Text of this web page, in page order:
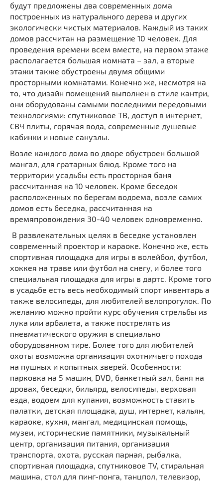
будут предложены два современных дома
построенных из натурального дерева и других
экологически чистых материалов. Каждый из таких
домов рассчитан на размещение 10 человек. Для
проведения времени всем вместе, на первом этаже
располагается большая комната – зал, а вторые
этажи также обустроены двумя общими
просторными комнатами. Конечно же, несмотря на
то, что дизайн помещений выполнен в стиле кантри,
они оборудованы самыми последними передовыми
технологиями: спутниковое ТВ, доступ в интернет,
СВЧ плиты, горячая вода, современные душевые
кабинки и новые санузлы.
Возле каждого дома во дворе обустроен большой
мангал, для гратарных блюд. Кроме того на
территории усадьбы есть просторная баня
рассчитанная на 10 человек. Кроме беседок
расположенных по берегам водоема, возле самих
домов есть беседка, рассчитанная на
времяпровождения 30-40 человек одновременно.
В развлекательных целях в беседке установлен
современный проектор и караоке. Конечно же, есть
спортивная площадка для игры в волейбол, футбол,
хоккея на траве или футбол на снегу, и более того
специальная площадка для игры в дартс. Кроме того
в усадьбе есть весь необходимый спорт инвентарь а
также велосипеды, для любителей велопрогулок. По
желанию можно пройти курс обучения стрельбы из
лука или арбалета, а также пострелять из
пневматического оружия в специально
оборудованном тире. Более того для любителей
охоты возможна организация охотничьего похода
на пушных и копытных зверей. Особенности:
парковка на 5 машин, DVD, банкетный зал, баня на
дровах, беседки, бильярд, велосипеды, верховая
езда, водоем для купания, возможность ставить
палатки, детская площадка, душ, интернет, кальян,
караоке, кухня, мангал, медицинская помощь,
музеи, исторические памятники, музыкальный
центр, организация питания, организация
транспорта, охота, русская парная, рыбалка,
спортивная площадка, спутниковое TV, стиральная
машина, стол для пинг-понга, танцпол, телевизор,